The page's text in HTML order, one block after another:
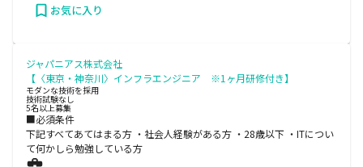
お気に入り
ジャパニアス株式会社
【〈東京・神奈川〉インフラエンジニア ※1ヶ月研修付き】
モダンな技術を採用
技術試験なし
5名以上募集
■必須条件
下記すべてあてはまる方 ・社会人経験がある方 ・28歳以下 ・ITについ
て何かしら勉強している方